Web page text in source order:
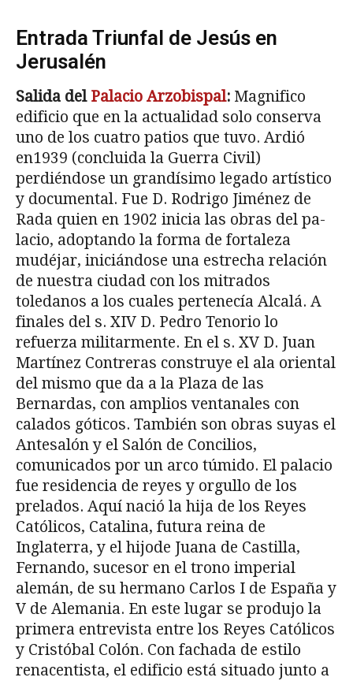
Entrada Triunfal de Jesús en
Jerusalén
Salida del Palacio Arzobispal: Magnifico
edificio que en la actualidad solo conserva
uno de los cuatro patios que tuvo. Ardió
en1939 (concluida la Guerra Civil)
perdiéndose un grandísimo legado ar­tístico
y documental. Fue D. Rodrigo Jiménez de
Rada quien en 1902 inicia las obras del pa­
lacio, adoptando la forma de fortaleza
mudéjar, iniciándose una estre­cha relación
de nuestra ciudad con los mitrados
toledanos a los cuales pertenecía Alcalá. A
finales del s. XIV D. Pedro Tenorio lo
refuerza militar­mente. En el s. XV D. Juan
Martínez Contreras construye el ala oriental
del mismo que da a la Plaza de las
Bernardas, con amplios ventanales con
calados góticos. También son obras suyas el
Antesalón y el Salón de Concilios,
comunicados por un arco túmido. El palacio
fue residencia de reyes y orgullo de los
prelados. Aquí nació la hija de los Reyes
Católicos, Catalina, futura reina de
Inglaterra, y el hijode Juana de Castilla,
Fernando, sucesor en el trono imperial
alemán, de su hermano Carlos I de España y
V de Alemania. En este lugar se produjo la
primera entrevista entre los Reyes Católicos
y Cristóbal Colón. Con fachada de estilo
renacentista, el edificio está situado junto a